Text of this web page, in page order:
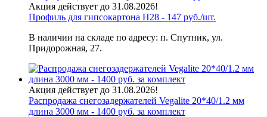
Акция действует до 31.08.2026!
Профиль для гипсокартона H28 - 147 руб./шт.
В наличии на складе по адресу: п. Спутник, ул.
Придорожная, 27.
Акция действует до 31.08.2026!
Распродажа снегозадержателей Vegalite 20*40/1.2 мм
длина 3000 мм - 1400 руб. за комплект